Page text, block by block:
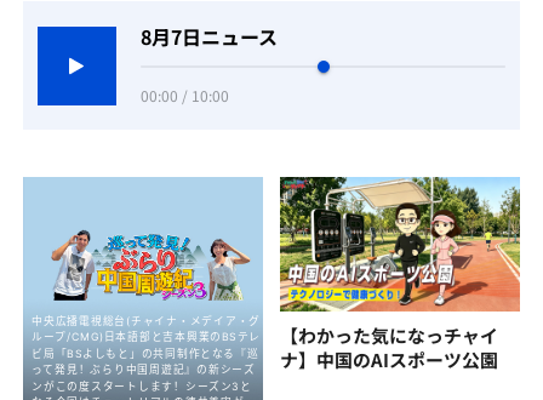
8月7日ニュース
00:00 / 10:00
【わかった気になっチャイ
ナ】中国のAIスポーツ公園